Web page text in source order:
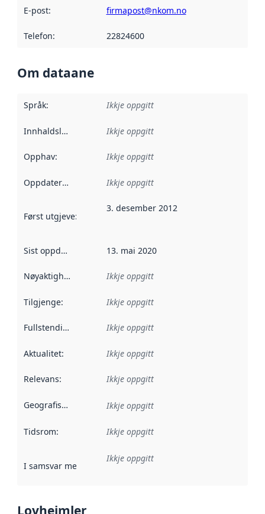
E-post: firmapost@nkom.no
Telefon: 22824600
Om dataane
Språk: Ikkje oppgitt
Innhaldsleverandørar :
Ikkje oppgitt
Opphav: Ikkje oppgitt
Oppdateringsfrekvens :
Ikkje oppgitt
Først utgjeve:
3. desember 2012
Sist oppdatert 13. mai 2020
Nøyaktigheit Ikkje oppgitt
Tilgjenge: Ikkje oppgitt
Fullstendigheit Ikkje oppgitt
Aktualitet: Ikkje oppgitt
Relevans: Ikkje oppgitt
Geografisk område Ikkje oppgitt
Tidsrom: Ikkje oppgitt
I samsvar med Referanse til ei implementeringsregel eller
Ikkje oppgitt
Lovheimler